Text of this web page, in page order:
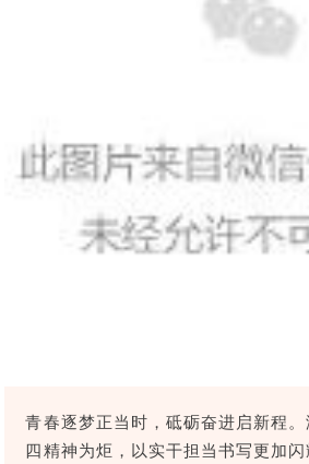
青春逐梦正当时，砥砺奋进启新程
四精神为炬，以实干担当书写更加